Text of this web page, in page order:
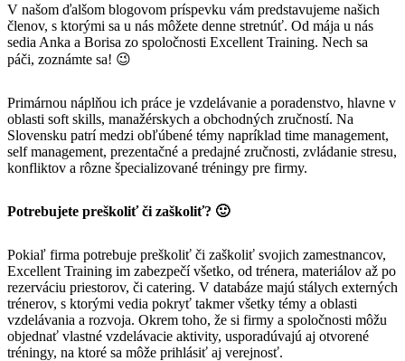
V našom ďalšom blogovom príspevku vám predstavujeme našich
členov, s ktorými sa u nás môžete denne stretnúť. Od mája u nás
sedia Anka a Borisa zo spoločnosti Excellent Training. Nech sa
páči, zoznámte sa! 😉
Primárnou náplňou ich práce je vzdelávanie a poradenstvo, hlavne v
oblasti soft skills, manažérskych a obchodných zručností. Na
Slovensku patrí medzi obľúbené témy napríklad time management,
self management, prezentačné a predajné zručnosti, zvládanie stresu,
konfliktov a rôzne špecializované tréningy pre firmy.
Potrebujete preškoliť či zaškoliť? 🙂
Pokiaľ firma potrebuje preškoliť či zaškoliť svojich zamestnancov,
Excellent Training im zabezpečí všetko, od trénera, materiálov až po
rezerváciu priestorov, či catering. V databáze majú stálych externých
trénerov, s ktorými vedia pokryť takmer všetky témy a oblasti
vzdelávania a rozvoja. Okrem toho, že si firmy a spoločnosti môžu
objednať vlastné vzdelávacie aktivity, usporadúvajú aj otvorené
tréningy, na ktoré sa môže prihlásiť aj verejnosť.